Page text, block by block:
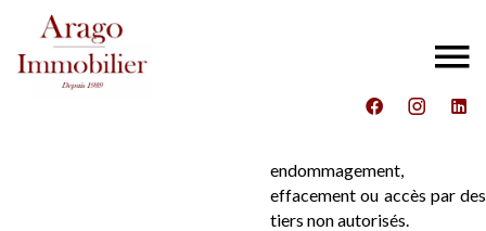
endommagement,
effacement ou accès par des
tiers non autorisés.